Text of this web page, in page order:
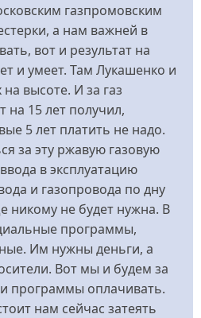
газпромовским
а нам важней в
вот и результат на
и умеет. Там Лукашенко и
высоте. И за газ
на 15 лет получил,
5 лет платить не надо.
за эту ржавую газовую
в эксплуатацию
и газопровода по дну
никому не будет нужна. В
программы,
Им нужны деньги, а
Вот мы и будем за
программы оплачивать.
нам сейчас затеять